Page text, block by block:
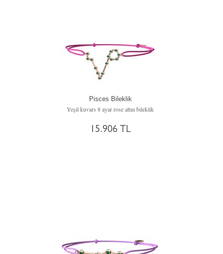
Pisces Bileklik
Yeşil kuvars 8 ayar rose altın bileklik
15.906 TL